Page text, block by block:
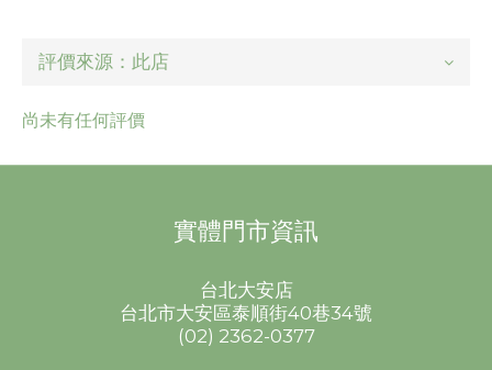
尚未有任何評價
實體門市資訊
台北大安店
台北市大安區泰順街40巷34號
(02) 2362-0377